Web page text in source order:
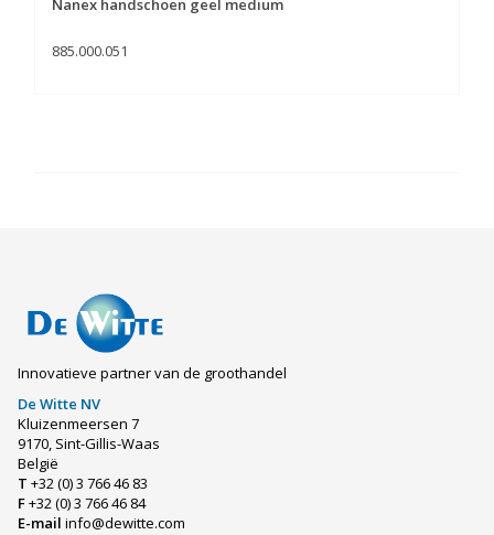
Nanex handschoen geel medium
885.000.051
Innovatieve partner van de groothandel
De Witte NV
Kluizenmeersen 7
9170, Sint-Gillis-Waas
België
T +32 (0) 3 766 46 83
F+32 (0) 3 766 46 84
E-mail info@dewitte.com